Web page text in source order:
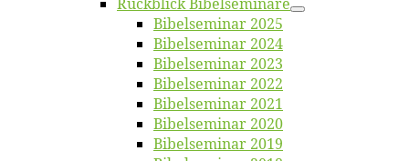
Bi­bel­se­mi­nar 2025
Bi­bel­se­mi­nar 2024
Bi­bel­se­mi­nar 2023
Bi­bel­se­mi­nar 2022
Bi­bel­se­mi­nar 2021
Bi­bel­se­mi­nar 2020
Bi­bel­se­mi­nar 2019